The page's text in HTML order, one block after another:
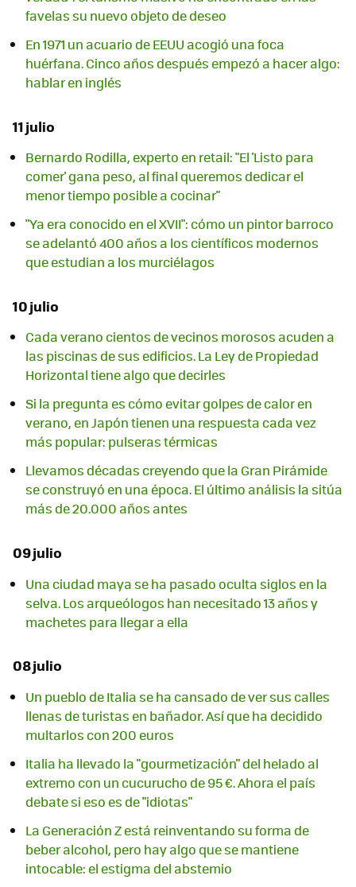
favelas su nuevo objeto de deseo
En 1971 un acuario de EEUU acogió una foca
huérfana. Cinco años después empezó a hacer algo:
hablar en inglés
11 julio
Bernardo Rodilla, experto en retail: "El 'Listo para
comer' gana peso, al final queremos dedicar el
menor tiempo posible a cocinar"
"Ya era conocido en el XVII": cómo un pintor barroco
se adelantó 400 años a los científicos modernos
que estudian a los murciélagos
10 julio
Cada verano cientos de vecinos morosos acuden a
las piscinas de sus edificios. La Ley de Propiedad
Horizontal tiene algo que decirles
Si la pregunta es cómo evitar golpes de calor en
verano, en Japón tienen una respuesta cada vez
más popular: pulseras térmicas
Llevamos décadas creyendo que la Gran Pirámide
se construyó en una época. El último análisis la sitúa
más de 20.000 años antes
09 julio
Una ciudad maya se ha pasado oculta siglos en la
selva. Los arqueólogos han necesitado 13 años y
machetes para llegar a ella
08 julio
Un pueblo de Italia se ha cansado de ver sus calles
llenas de turistas en bañador. Así que ha decidido
multarlos con 200 euros
Italia ha llevado la "gourmetización" del helado al
extremo con un cucurucho de 95 €. Ahora el país
debate si eso es de "idiotas"
La Generación Z está reinventando su forma de
beber alcohol, pero hay algo que se mantiene
intocable: el estigma del abstemio